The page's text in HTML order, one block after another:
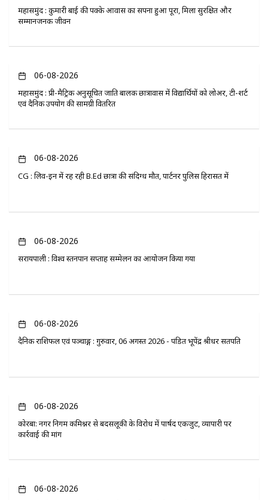
महासमुंद : कुमारी बाई की पक्के आवास का सपना हुआ पूरा, मिला सुरक्षित और
सम्मानजनक जीवन
06-08-2026
महासमुंद : प्री-मैट्रिक अनुसूचित जाति बालक छात्रावास में विद्यार्थियों को लोअर, टी-शर्ट
एवं दैनिक उपयोग की सामग्री वितरित
06-08-2026
CG : लिव-इन में रह रही B.Ed छात्रा की संदिग्ध मौत, पार्टनर पुलिस हिरासत में
06-08-2026
सरायपाली : विश्व स्तनपान सप्ताह सम्मेलन का आयोजन किया गया
06-08-2026
दैनिक राशिफल एवं पञ्चाङ्ग : गुरुवार, 06 अगस्त 2026 - पंडित भूपेंद्र श्रीधर सतपति
06-08-2026
कोरबा: नगर निगम कमिश्नर से बदसलूकी के विरोध में पार्षद एकजुट, व्यापारी पर
कार्रवाई की मांग
06-08-2026